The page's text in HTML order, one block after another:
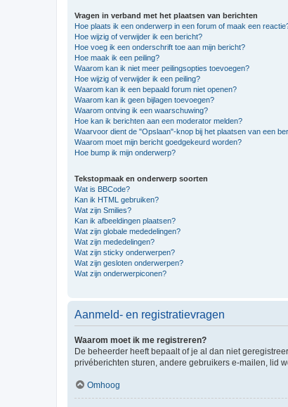
Vragen in verband met het plaatsen van berichten
Hoe plaats ik een onderwerp in een forum of maak een
Hoe wijzig of verwijder ik een bericht?
Hoe voeg ik een onderschrift toe aan mijn bericht?
Hoe maak ik een peiling?
Waarom kan ik niet meer peilingsopties toevoegen?
Hoe wijzig of verwijder ik een peiling?
Waarom kan ik een bepaald forum niet openen?
Waarom kan ik geen bijlagen toevoegen?
Waarom ontving ik een waarschuwing?
Hoe kan ik berichten aan een moderator melden?
Waarvoor dient de "Opslaan"-knop bij het plaatsen van een
Waarom moet mijn bericht goedgekeurd worden?
Hoe bump ik mijn onderwerp?
Tekstopmaak en onderwerp soorten
Wat is BBCode?
Kan ik HTML gebruiken?
Wat zijn Smilies?
Kan ik afbeeldingen plaatsen?
Wat zijn globale mededelingen?
Wat zijn mededelingen?
Wat zijn sticky onderwerpen?
Wat zijn gesloten onderwerpen?
Wat zijn onderwerpiconen?
Aanmeld- en registratievragen
Waarom moet ik me registreren?
De beheerder heeft bepaalt of je al dan niet
privéberichten sturen, andere gebruikers e-mailen, lid
Omhoog